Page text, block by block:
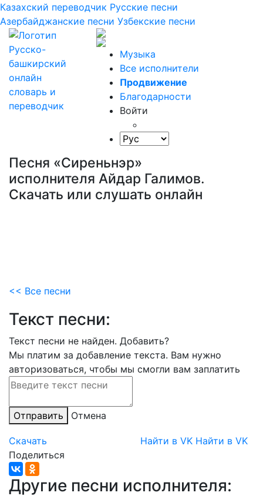
Казахский переводчик Русские песни
Азербайджанские песни Узбекские песни
Музыка
Все исполнители
Продвижение
Благодарности
Войти
Песня «Сиреньнэр»
исполнителя Айдар Галимов.
Скачать или слушать онлайн
<< Все песни
Текст песни:
Текст песни не найден. Добавить?
Мы платим за добавление текста. Вам нужно
авторизоваться, чтобы мы смогли вам заплатить
Отправить Отмена
Скачать Найти в VK Найти в VK
Поделиться
Другие песни исполнителя: